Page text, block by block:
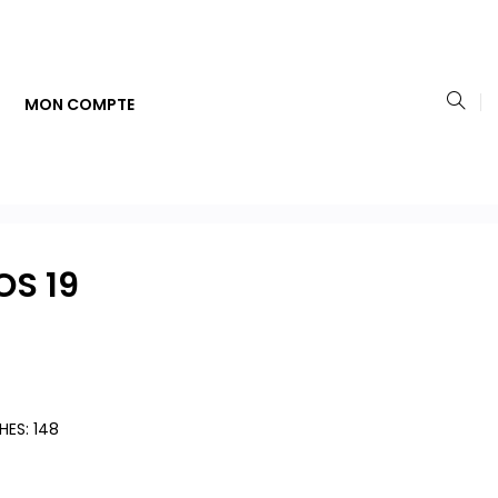
MON COMPTE
19
148